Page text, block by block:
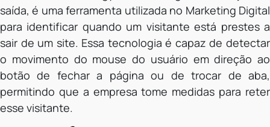
saída, é uma ferramenta utilizada no Marketing Digital
para identificar quando um visitante está prestes a
sair de um site. Essa tecnologia é capaz de detectar
o movimento do mouse do usuário em direção ao
botão de fechar a página ou de trocar de aba,
permitindo que a empresa tome medidas para reter
esse visitante.